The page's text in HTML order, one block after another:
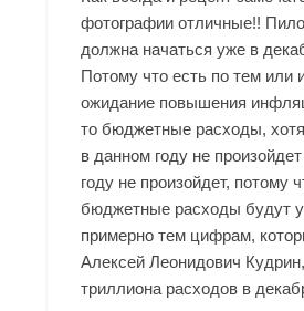
фотографии отличные!!
должна начаться уже в
Потому что есть по тем или
ожидание повышения
то бюджетные расходы,
в данном году не
году не произойдет, потому
бюджетные расходы будут
примерно тем цифрам,
Алексей Леонидович
триллиона расходов в